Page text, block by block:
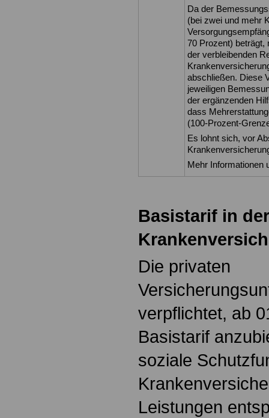
Da der
(bei zwei und mehr
70 Prozent) beträgt,
der verbleibenden
abschließen. Diese
jeweiligen
der ergänzenden
dass
(100-Prozent-
Es lohnt sich, vor
Mehr Informationen
Basistarif in
Die privaten
verpflichtet, ab
Basistarif
soziale
Leistungen